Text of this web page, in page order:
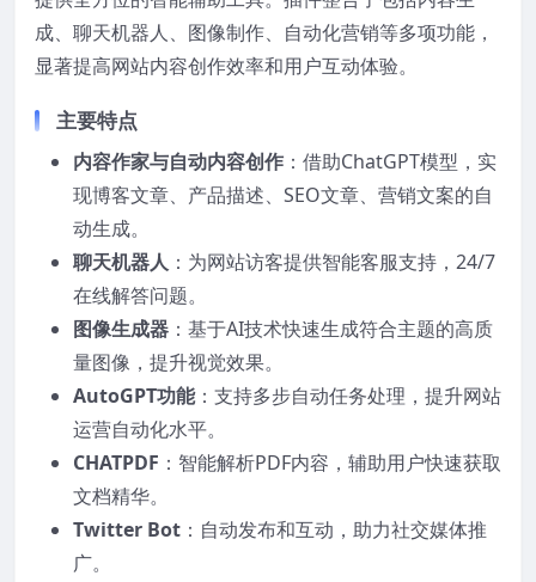
成、聊天机器人、图像制作、自动化营销等多项功能，
显著提高网站内容创作效率和用户互动体验。
主要特点
内容作家与自动内容创作 ：借助ChatGPT模型，实
现博客文章、产品描述、SEO文章、营销文案的自
动生成。
聊天机器人：为网站访客提供智能客服支持，24/7
在线解答问题。
图像生成器 ：基于AI技术快速生成符合主题的高质
量图像，提升视觉效果。
AutoGPT功能：支持多步自动任务处理，提升网站
运营自动化水平。
CHATPDF ：智能解析PDF内容，辅助用户快速获取
文档精华。
Twitter Bot ：自动发布和互动，助力社交媒体推
广。